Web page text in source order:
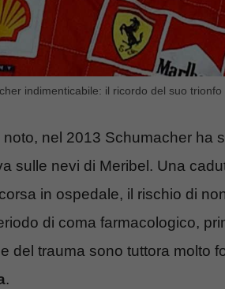
indimenticabile: il ricordo del suo
nel 2013 Schumacher ha
sulle nevi di Meribel. Una
in ospedale, il rischio di
di coma farmacologico,
del trauma sono tuttora molto
.